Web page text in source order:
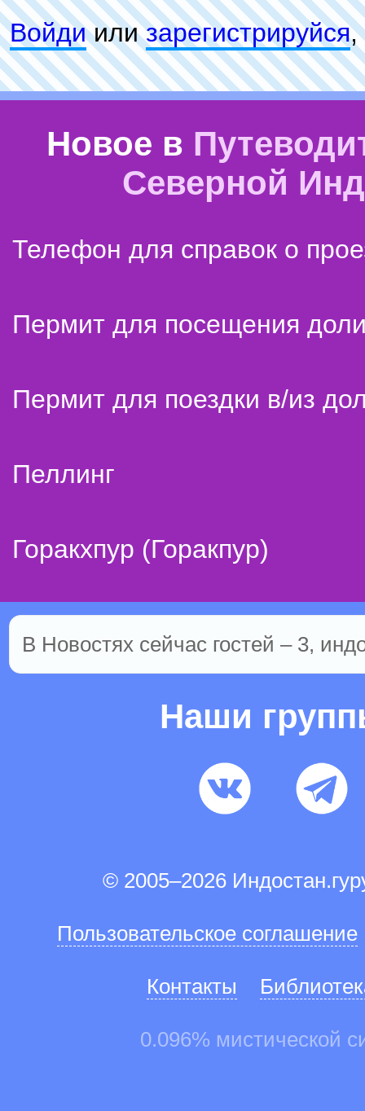
Войдиилизарeгиcтpируйся,
Новое в
Северной
Телефон для справок о
Пермит для посещения
Пермит для поездки в/из
Пеллинг
Горакхпур (Горакпур)
В Новостях сейчас гостей – 3,
Наши
© 2005–2026
Пользовательское соглашение
Контакты
0.096% мистической